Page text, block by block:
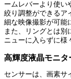
ームレバーより使い
絞り調整ができるア
細な映像撮影が可能
また、リングとは別
ニューに入らずに様
高輝度液晶モニタ
センサーは、画素サ